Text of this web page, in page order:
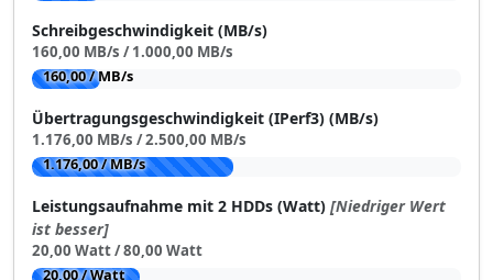
Schreibgeschwindigkeit (MB/s)
160,00 MB/s / 1.000,00 MB/s
160,00 / MB/s
Übertragungsgeschwindigkeit (IPerf3) (MB/s)
1.176,00 MB/s / 2.500,00 MB/s
1.176,00 / MB/s
Leistungsaufnahme mit 2 HDDs (Watt) [Niedriger Wert
ist besser]
20,00 Watt / 80,00 Watt
20,00 / Watt